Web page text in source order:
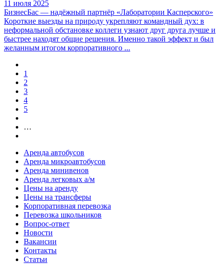
11 июля 2025
БизнесБас — надёжный партнёр «Лаборатории Касперского»
Короткие выезды на природу укрепляют командный дух: в
неформальной обстановке коллеги узнают друг друга лучше и
быстрее находят общие решения. Именно такой эффект и был
желанным итогом корпоративного ...
1
2
3
4
5
…
Аренда автобусов
Аренда микроавтобусов
Аренда минивенов
Аренда легковых а/м
Цены на аренду
Цены на трансферы
Корпоративная перевозка
Перевозка школьников
Вопрос-ответ
Новости
Вакансии
Контакты
Статьи